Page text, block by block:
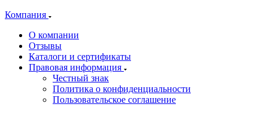
Компания
О компании
Отзывы
Каталоги и сертификаты
Правовая информация
Честный знак
Политика о конфиденциальности
Пользовательское соглашение